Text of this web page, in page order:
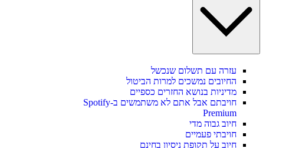
עזרה עם תשלום שנכשל
החיובים נמשכים למרות הביטול
מדיניות בנושא החזרים כספיים
חויבתם אבל אתם לא משתמשים ב-Spotify
Premium
חיוב גבוה מדי
חויבתי פעמיים
חיוב על תקופת ניסיון בחינם